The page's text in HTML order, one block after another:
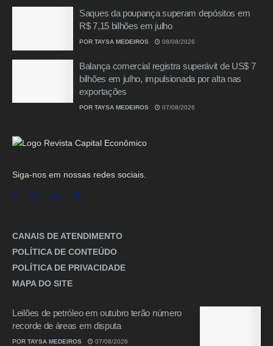
Saques da poupança superam depósitos em
R$ 7,15 bilhões em julho
POR TAYSA MEDEIROS 08/08/2026
Balança comercial registra superávit de US$ 7
bilhões em julho, impulsionada por alta nas
exportações
POR TAYSA MEDEIROS 07/08/2026
Siga-nos em nossas redes sociais.
CANAIS DE ATENDIMENTO
POLÍTICA DE CONTEÚDO
POLÍTICA DE PRIVACIDADE
MAPA DO SITE
Leilões de petróleo em outubro terão número
recorde de áreas em disputa
POR TAYSA MEDEIROS 07/08/2026